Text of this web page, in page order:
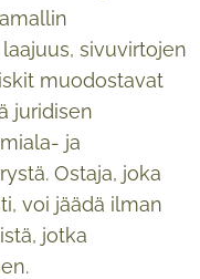
sivuvirtojen
muodostavat
juridisen
ja
Ostaja, joka
voi jäädä ilman
jotka